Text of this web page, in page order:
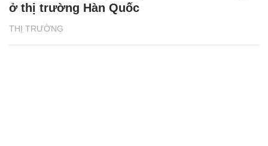
THỊ TRƯỜNG
ở thị trường Hàn Quốc